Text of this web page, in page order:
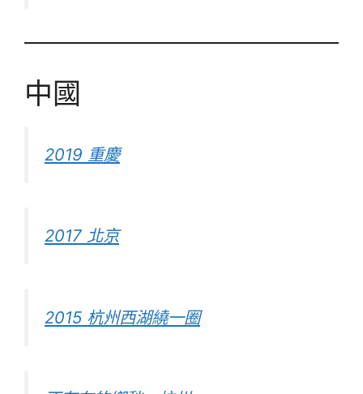
中國
2019 重慶
2017 北京
2015 杭州西湖繞一圈